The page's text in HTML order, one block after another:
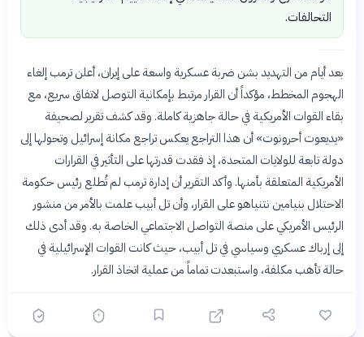
التحالفات.
بعد أيام من التهديد بشن ضربة عسكرية واسعة على إيران، أعلن ترمب إلغاء
الهجوم المخطط، مؤكداً أن القرار مرتبط بإمكانية التوصل لاتفاق سريع، مع
بقاء القوات الأمريكية في حالة جاهزية كاملة. وقد كشف تقرير لصحيفة
«يديعوت أحرونوت» أن هذا التراجع يعكس تراجع مكانة إسرائيل وتحولها إلى
دولة تابعة للولايات المتحدة، إذ فقدت قدرتها على التأثير في القرارات
الأمريكية المتعلقة بأمنها. وأكد التقرير أن إدارة ترمب لم تُطلع رئيس حكومة
الاحتلال بنيامين نتنياهو على القرار، وأن تل أبيب علمت بالأمر من منشور
الرئيس الأمريكي على منصة التواصل الاجتماعي الخاصة به. وقد أدى ذلك
إلى إرباك عسكري وسياسي في تل أبيب، حيث كانت القوات الإسرائيلية في
حالة تأهب مكلفة، واستبعدت تماماً من عملية اتخاذ القرار.